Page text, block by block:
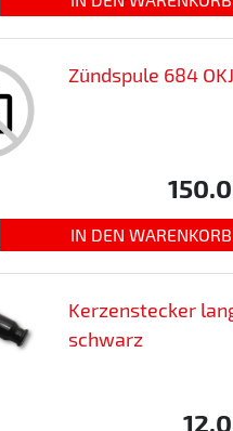
Zündspule 684
Kerzenstecker
schwarz